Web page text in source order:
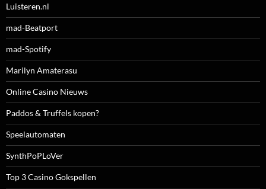
Luisteren.nl
mad-Beatport
mad-Spotify
Marilyn Amaterasu
Online Casino Nieuws
Paddos & Truffels kopen?
Speelautomaten
SynthPoPLoVer
Top 3 Casino Gokspellen